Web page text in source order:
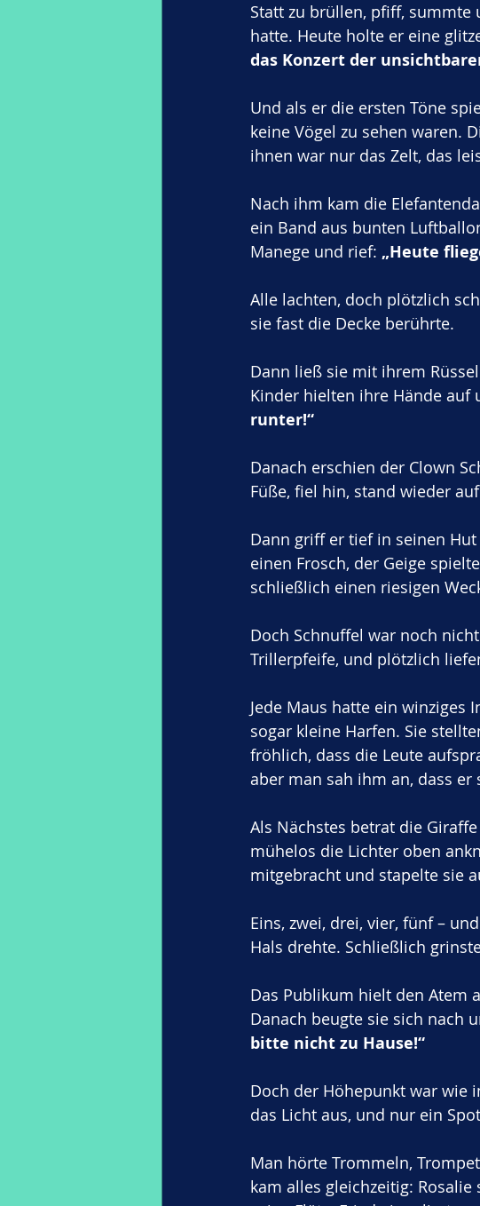
Statt zu brüllen, pfiff, summte
hatte. Heute holte er eine
das Konzert der
Und als er die ersten Töne
keine Vögel zu sehen waren.
ihnen war nur das Zelt, das
Nach ihm kam die
ein Band aus bunten
Manege und rief: „Heute
Alle lachten, doch plötzlich
sie fast die Decke berührte.
Dann ließ sie mit ihrem
Kinder hielten ihre Hände auf
runter!“
Danach erschien der Clown
Füße, fiel hin, stand wieder
Dann griff er tief in seinen
einen Frosch, der Geige
schließlich einen riesigen
Doch Schnuffel war noch
Trillerpfeife, und plötzlich
Jede Maus hatte ein winziges
sogar kleine Harfen. Sie
fröhlich, dass die Leute
aber man sah ihm an, dass
Als Nächstes betrat die
mühelos die Lichter oben
mitgebracht und stapelte sie
Eins, zwei, drei, vier, fünf –
Hals drehte. Schließlich
Das Publikum hielt den Atem
Danach beugte sie sich nach
bitte nicht zu Hause!“
Doch der Höhepunkt war wie
das Licht aus, und nur ein
Man hörte Trommeln,
kam alles gleichzeitig: